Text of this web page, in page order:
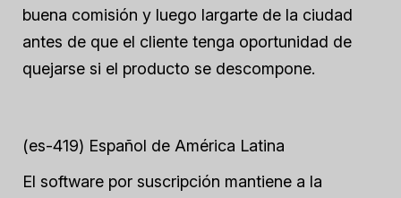
buena comisión y luego largarte de la ciudad
antes de que el cliente tenga oportunidad de
quejarse si el producto se descompone.
(es-419) Español de América Latina
El software por suscripción mantiene a la